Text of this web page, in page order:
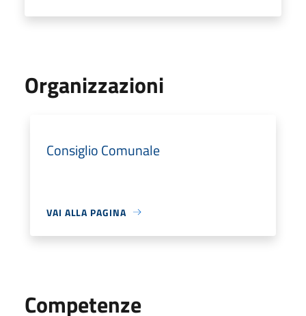
Organizzazioni
Consiglio Comunale
VAI ALLA PAGINA
Competenze